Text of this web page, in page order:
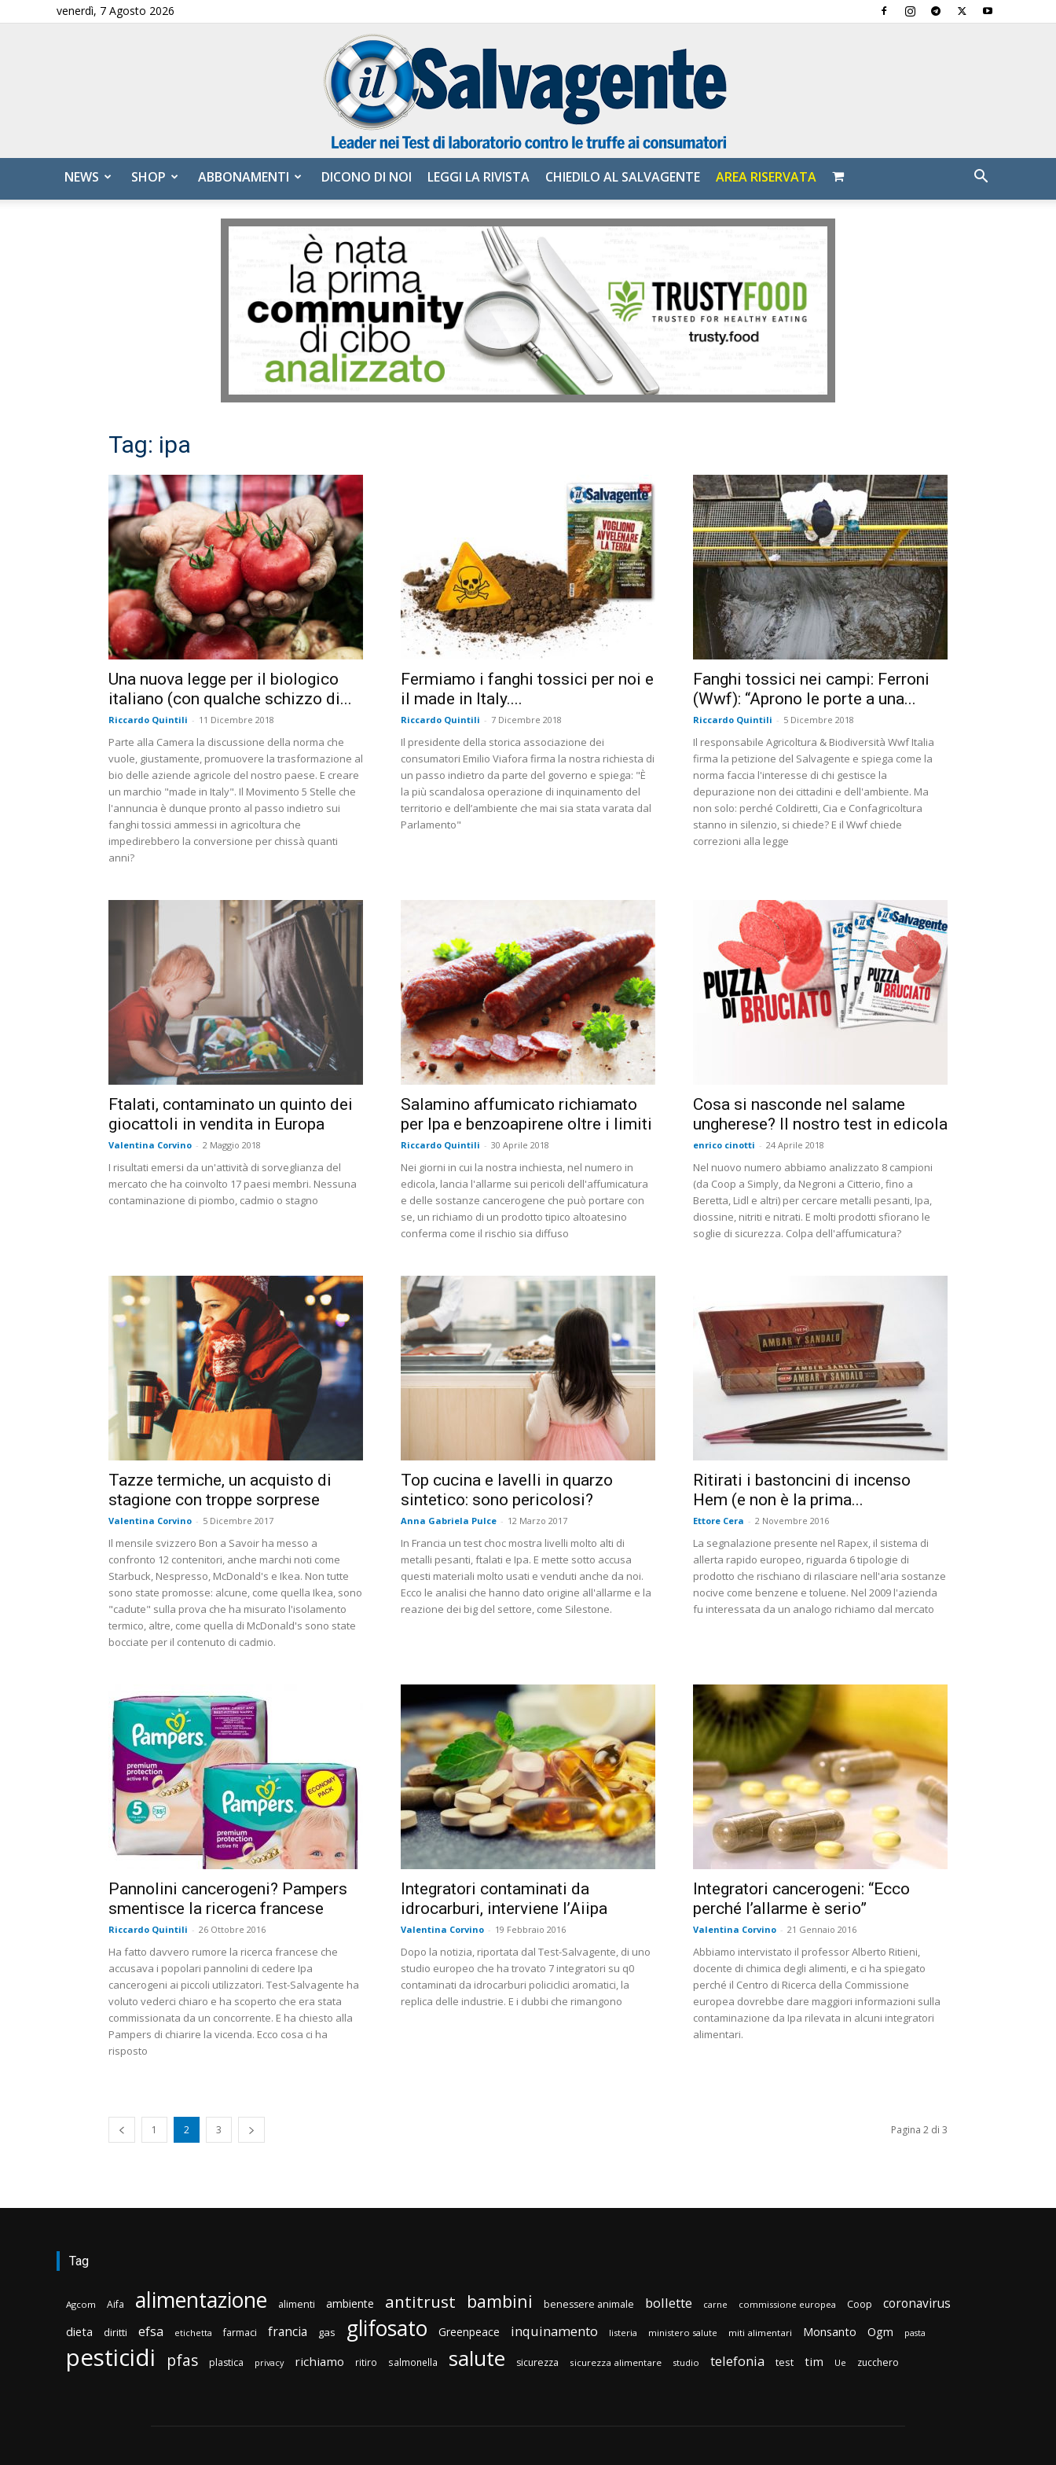
venerdì, 7 Agosto 2026
Salvagente
NEWS SHOP ABBONAMENTI DICONO DI NOI LEGGI LA RIVISTA CHIEDILO AL SALVAGENTE AREA RISERVATA
Tag: ipa
Una nuova legge per il biologico
italiano (con qualche schizzo di...
Riccardo Quintili - 11 Dicembre 2018
Parte alla Camera la discussione della norma che
vuole, giustamente, promuovere la trasformazione al
bio delle aziende agricole del nostro paese. E creare
un marchio "made in Italy". Il Movimento 5 Stelle che
l'annuncia è dunque pronto al passo indietro sui
fanghi tossici ammessi in agricoltura che
impedirebbero la conversione per chissà quanti
anni?
Fermiamo i fanghi tossici per noi e
il made in Italy....
Riccardo Quintili - 7 Dicembre 2018
Il presidente della storica associazione dei
consumatori Emilio Viafora firma la nostra richiesta di
un passo indietro da parte del governo e spiega: "È
la più scandalosa operazione di inquinamento del
territorio e dell’ambiente che mai sia stata varata dal
Parlamento"
Fanghi tossici nei campi: Ferroni
(Wwf): “Aprono le porte a una...
Riccardo Quintili - 5 Dicembre 2018
Il responsabile Agricoltura & Biodiversità Wwf Italia
firma la petizione del Salvagente e spiega come la
norma faccia l'interesse di chi gestisce la
depurazione non dei cittadini e dell'ambiente. Ma
non solo: perché Coldiretti, Cia e Confagricoltura
stanno in silenzio, si chiede? E il Wwf chiede
correzioni alla legge
Ftalati, contaminato un quinto dei
giocattoli in vendita in Europa
Valentina Corvino - 2 Maggio 2018
I risultati emersi da un'attività di sorveglianza del
mercato che ha coinvolto 17 paesi membri. Nessuna
contaminazione di piombo, cadmio o stagno
Salamino affumicato richiamato
per Ipa e benzoapirene oltre i limiti
Riccardo Quintili - 30 Aprile 2018
Nei giorni in cui la nostra inchiesta, nel numero in
edicola, lancia l'allarme sui pericoli dell'affumicatura
e delle sostanze cancerogene che può portare con
se, un richiamo di un prodotto tipico altoatesino
conferma come il rischio sia diffuso
Cosa si nasconde nel salame
ungherese? Il nostro test in edicola
enrico cinotti - 24 Aprile 2018
Nel nuovo numero abbiamo analizzato 8 campioni
(da Coop a Simply, da Negroni a Citterio, fino a
Beretta, Lidl e altri) per cercare metalli pesanti, Ipa,
diossine, nitriti e nitrati. E molti prodotti sfiorano le
soglie di sicurezza. Colpa dell'affumicatura?
Tazze termiche, un acquisto di
stagione con troppe sorprese
Valentina Corvino - 5 Dicembre 2017
Il mensile svizzero Bon a Savoir ha messo a
confronto 12 contenitori, anche marchi noti come
Starbuck, Nespresso, McDonald's e Ikea. Non tutte
sono state promosse: alcune, come quella Ikea, sono
"cadute" sulla prova che ha misurato l'isolamento
termico, altre, come quella di McDonald's sono state
bocciate per il contenuto di cadmio.
Top cucina e lavelli in quarzo
sintetico: sono pericolosi?
Anna Gabriela Pulce - 12 Marzo 2017
In Francia un test choc mostra livelli molto alti di
metalli pesanti, ftalati e Ipa. E mette sotto accusa
questi materiali molto usati e venduti anche da noi.
Ecco le analisi che hanno dato origine all'allarme e la
reazione dei big del settore, come Silestone.
Ritirati i bastoncini di incenso
Hem (e non è la prima...
Ettore Cera - 2 Novembre 2016
La segnalazione presente nel Rapex, il sistema di
allerta rapido europeo, riguarda 6 tipologie di
prodotto che rischiano di rilasciare nell'aria sostanze
nocive come benzene e toluene. Nel 2009 l'azienda
fu interessata da un analogo richiamo dal mercato
Pannolini cancerogeni? Pampers
smentisce la ricerca francese
Riccardo Quintili - 26 Ottobre 2016
Ha fatto davvero rumore la ricerca francese che
accusava i popolari pannolini di cedere Ipa
cancerogeni ai piccoli utilizzatori. Test-Salvagente ha
voluto vederci chiaro e ha scoperto che era stata
commissionata da un concorrente. E ha chiesto alla
Pampers di chiarire la vicenda. Ecco cosa ci ha
risposto
Integratori contaminati da
idrocarburi, interviene l’Aiipa
Valentina Corvino - 19 Febbraio 2016
Dopo la notizia, riportata dal Test-Salvagente, di uno
studio europeo che ha trovato 7 integratori su q0
contaminati da idrocarburi policiclici aromatici, la
replica delle industrie. E i dubbi che rimangono
Integratori cancerogeni: “Ecco
perché l’allarme è serio”
Valentina Corvino - 21 Gennaio 2016
Abbiamo intervistato il professor Alberto Ritieni,
docente di chimica degli alimenti, e ci ha spiegato
perché il Centro di Ricerca della Commissione
europea dovrebbe dare maggiori informazioni sulla
contaminazione da Ipa rilevata in alcuni integratori
alimentari.
1 2 3 Pagina 2 di 3
Tag
Agcom Aifa alimentazione alimenti ambiente antitrust bambini benessere animale bollette carne commissione europea Coop coronavirus
dieta diritti efsa etichetta farmaci francia gas glifosato Greenpeace inquinamento listeria ministero salute miti alimentari Monsanto Ogm pasta
pesticidi pfas plastica privacy richiamo ritiro salmonella salute sicurezza sicurezza alimentare studio telefonia test tim Ue zucchero